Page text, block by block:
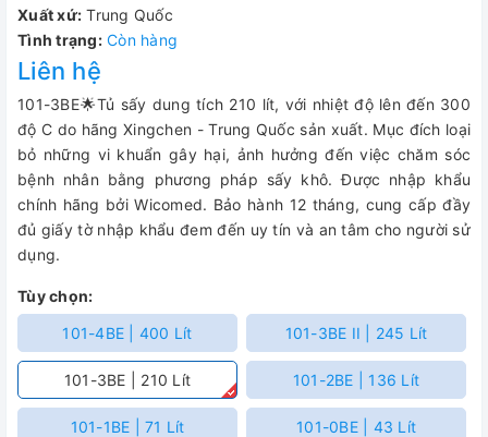
Xuất xứ: Trung Quốc
Tình trạng: Còn hàng
Liên hệ
101-3BE🌟Tủ sấy dung tích 210 lít, với nhiệt độ lên đến 300
độ C do hãng Xingchen - Trung Quốc sản xuất. Mục đích loại
bỏ những vi khuẩn gây hại, ảnh hưởng đến việc chăm sóc
bệnh nhân bằng phương pháp sấy khô. Được nhập khẩu
chính hãng bởi Wicomed. Bảo hành 12 tháng, cung cấp đầy
đủ giấy tờ nhập khẩu đem đến uy tín và an tâm cho người sử
dụng.
Tùy chọn:
101-4BE | 400 Lít
101-3BE II | 245 Lít
101-3BE | 210 Lít 101-2BE | 136 Lít
101-1BE | 71 Lít 101-0BE | 43 Lít